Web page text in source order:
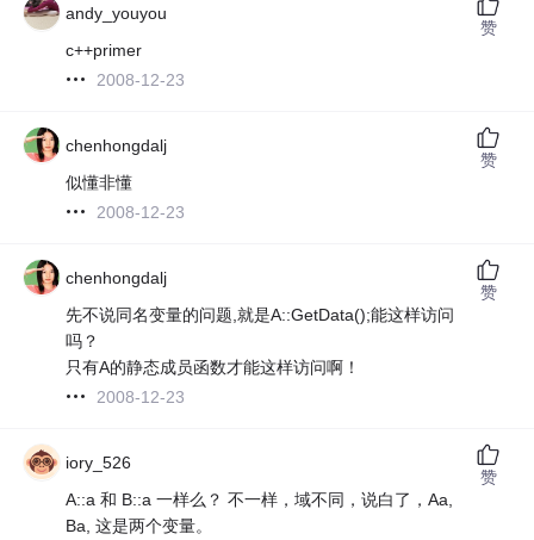
andy_youyou
c++primer
2008-12-23
赞
chenhongdalj
似懂非懂
2008-12-23
赞
chenhongdalj
先不说同名变量的问题,就是A::GetData();能这样访问
吗？
只有A的静态成员函数才能这样访问啊！
2008-12-23
赞
iory_526
A::a 和 B::a 一样么？ 不一样，域不同，说白了，Aa,
Ba, 这是两个变量。
赞